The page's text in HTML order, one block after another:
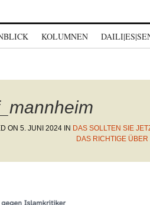
KOLUMNEN
ON 5. JUNI 2024 IN DAS SOLLTEN SIE
DAS RICHTIGE